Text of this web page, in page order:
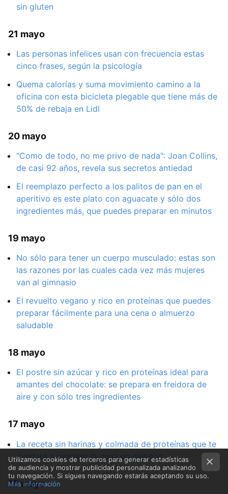
sin gluten
21 mayo
Las personas infelices usan con frecuencia estas
cinco frases, según la psicología
Quema calorías y suma movimiento camino a la
oficina con esta bicicleta plegable que tiene más de
50% de rebaja en Lidl
20 mayo
"Como de todo, no me privo de nada": Joan Collins,
de casi 92 años, revela sus secretos antiedad
El reemplazo perfecto a los palitos de pan en el
aperitivo es este plato con aguacate y sólo dos
ingredientes más, que puedes preparar en minutos
19 mayo
No sólo para tener un cuerpo musculado: estas son
las razones por las cuales cada vez más mujeres
van al gimnasio
El revuelto vegano y rico en proteínas que puedes
preparar fácilmente para una cena o almuerzo
saludable
18 mayo
El postre sin azúcar y rico en proteínas ideal para
amantes del chocolate: se prepara en freidora de
aire y con sólo tres ingredientes
17 mayo
La receta sin harinas y colmada de proteínas que te
ayudará a resolver la cena en minutos
16 mayo
Utilizamos cookies de terceros para generar estadísticas
de audiencia y mostrar publicidad personalizada analizando
tu navegación. Si sigues navegando estarás aceptando su uso.
Más información